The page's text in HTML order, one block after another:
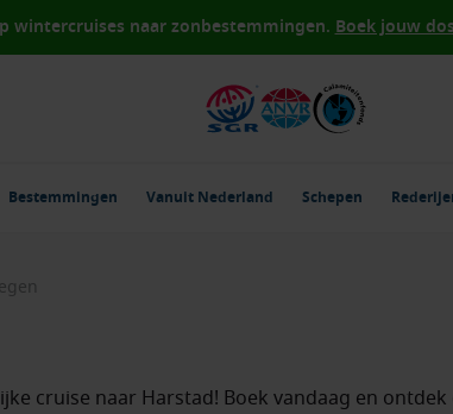
wintercruises naar zonbestemmingen. Boek jouw
Bestemmingen Vanuit Nederland Schepen
cruise naar Harstad! Boek vandaag en